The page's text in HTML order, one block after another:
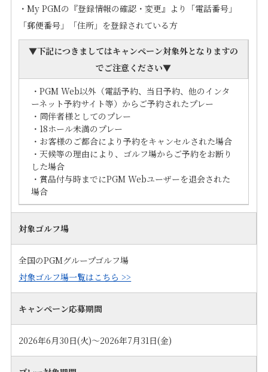
・My PGMの『登録情報の確認・変更』より「電話番号」
「郵便番号」「住所」を登録されている方
▼下記につきましてはキャンペーン対象外となりますの
でご注意ください▼
・PGM Web以外（電話予約、当日予約、他のインタ
ーネット予約サイト等）からご予約されたプレー
・同伴者様としてのプレー
・18ホール未満のプレー
・お客様のご都合により予約をキャンセルされた場合
・天候等の理由により、ゴルフ場からご予約をお断り
した場合
・賞品付与時までにPGM Webユーザーを退会された
場合
対象ゴルフ場
全国のPGMグループゴルフ場
対象ゴルフ場一覧はこちら >>
キャンペーン応募期間
2026年6月30日(火)～2026年7月31日(金)